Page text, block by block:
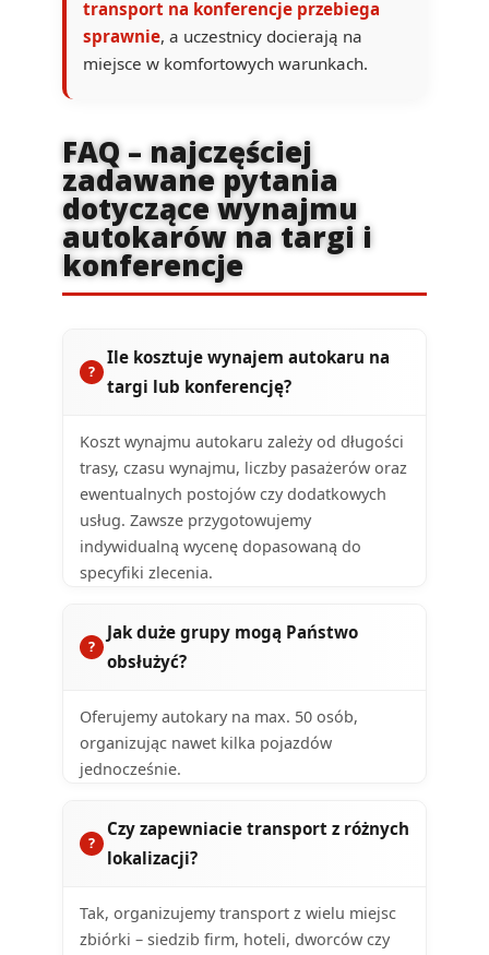
transport na konferencje przebiega
sprawnie, a uczestnicy docierają na
miejsce w komfortowych warunkach.
FAQ – najczęściej
zadawane pytania
dotyczące wynajmu
autokarów na targi i
konferencje
Ile kosztuje wynajem autokaru na
targi lub konferencję?
Koszt wynajmu autokaru zależy od długości
trasy, czasu wynajmu, liczby pasażerów oraz
ewentualnych postojów czy dodatkowych
usług. Zawsze przygotowujemy
indywidualną wycenę dopasowaną do
specyfiki zlecenia.
Jak duże grupy mogą Państwo
obsłużyć?
Oferujemy autokary na max. 50 osób,
organizując nawet kilka pojazdów
jednocześnie.
Czy zapewniacie transport z różnych
lokalizacji?
Tak, organizujemy transport z wielu miejsc
zbiórki – siedzib firm, hoteli, dworców czy